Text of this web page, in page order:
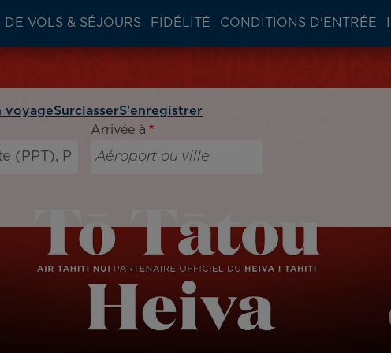
DE VOLS & SÉJOURS FIDÉLITÉ CONDITIONS D'ENTRÉE
voyageSurclasserS'enregistrer
Arrivée à